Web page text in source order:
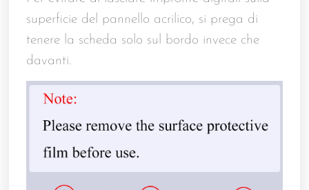
superficie del pannello acrilico, si prega di
tenere la scheda solo sul bordo invece che
davanti.